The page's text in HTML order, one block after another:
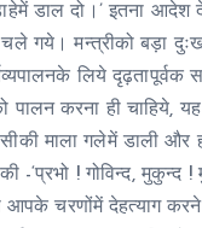
डाल दो।’ इतना आदेश
चले गये। मन्त्रीको बड़ा
लिये दृढ़तापूर्वक
पालन करना ही चाहिये,
माला गलेमें डाली और
की -‘प्रभो ! गोविन्द,
आपके चरणोंमें देहत्याग